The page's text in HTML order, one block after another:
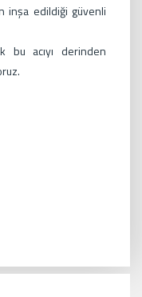
inşa edildiği güvenli
bu acıyı derinden